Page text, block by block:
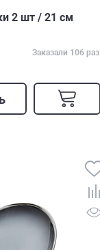
2 шт / 21 см
Заказали 106 раз